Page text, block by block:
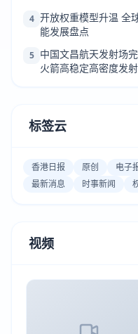
4 开放权重模型升温
能发展盘点
5 中国文昌航天发射场
火箭高稳定高密度发
标签云
香港日报 原创 电子
最新消息
时事新闻
视频